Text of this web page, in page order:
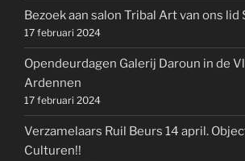
Bezoek aan salon Tribal Art van ons lid
17 februari 2024
Opendeurdagen Galerij Daroun in de
Ardennen
17 februari 2024
Verzamelaars Ruil Beurs 14 april.
Culturen!!